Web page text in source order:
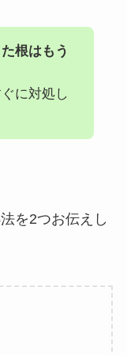
根はもう
に対処し
を2つお伝えし